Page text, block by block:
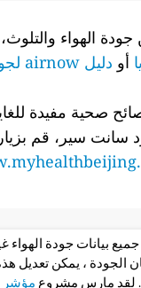
الهواء
أو دليل airnow لجودة الهواء وصحتك
صحية مفيدة
سانت سير، قم
جميع بيانات جودة
الجودة ، يمكن تعديل
لقد مارس مشروع مؤشر